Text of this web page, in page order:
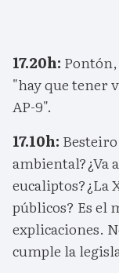
17.20h:
"hay que tener
AP-9".
17.10h:
ambiental?¿Va
eucaliptos?¿La
públicos? Es el
explicaciones.
cumple la